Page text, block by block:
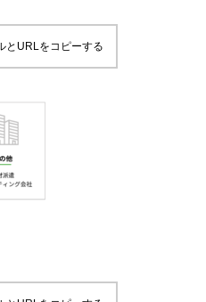
とURLをコピーする